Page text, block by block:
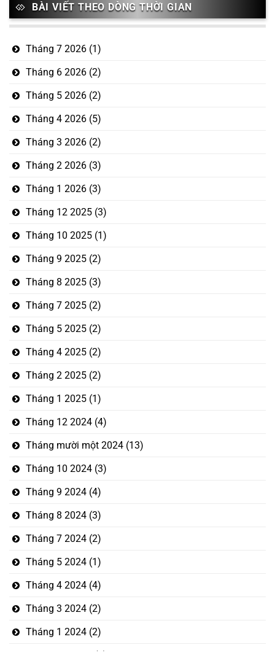
BÀI VIẾT THEO DÒNG THỜI GIAN
Tháng 7 2026 (1)
Tháng 6 2026 (2)
Tháng 5 2026 (2)
Tháng 4 2026 (5)
Tháng 3 2026 (2)
Tháng 2 2026 (3)
Tháng 1 2026 (3)
Tháng 12 2025 (3)
Tháng 10 2025 (1)
Tháng 9 2025 (2)
Tháng 8 2025 (3)
Tháng 7 2025 (2)
Tháng 5 2025 (2)
Tháng 4 2025 (2)
Tháng 2 2025 (2)
Tháng 1 2025 (1)
Tháng 12 2024 (4)
Tháng mười một 2024 (13)
Tháng 10 2024 (3)
Tháng 9 2024 (4)
Tháng 8 2024 (3)
Tháng 7 2024 (2)
Tháng 5 2024 (1)
Tháng 4 2024 (4)
Tháng 3 2024 (2)
Tháng 1 2024 (2)